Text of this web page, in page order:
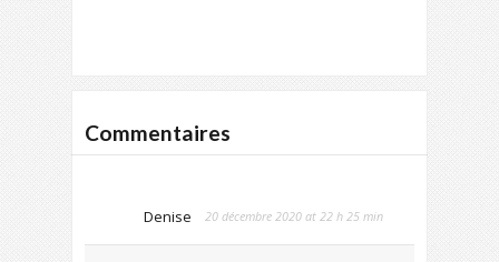
Commentaires
Denise 20 décembre 2020 at 22 h 25 min